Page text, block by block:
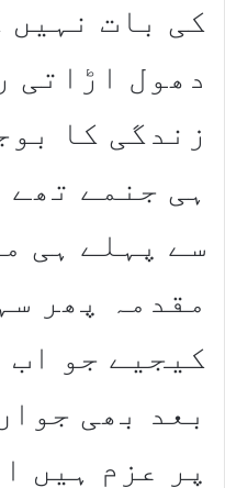
کی بات نہیں
دھول اڑاتی
زندگی کا
ہی جنمے
سے پہلے ہی
مقدمہ پھر
کیجیے جو اب
بعد بھی
پر عزم ہیں